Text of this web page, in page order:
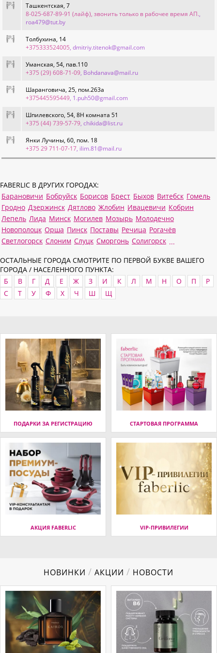
Ташкентская, 7
8-025-687-89-91 (лайф), звонить только в рабочее время АП.,
roa479@tut.by
Толбухина, 14
+375333524005, dmitriy.titenok@gmail.com
Уманская, 54, пав.110
+375 (29) 608-71-09, Bohdanava@mail.ru
Шаранговича, 25, пом.263а
+375445595449, 1.puh50@gmail.com
Шпилевского, 54, 8H комната 51
+375 (44) 739-57-79, chikida@list.ru
Янки Лучины, 60, пом. 18
+375 29 711-07-17, ilim.81@mail.ru
FABERLIC В ДРУГИХ ГОРОДАХ:
Барановичи Бобруйск Борисов Брест Быхов Витебск Гомель
Гродно Дзержинск Дятлово Жлобин Ивацевичи Кобрин
Лепель Лида Минск Могилев Мозырь Молодечно
Новополоцк Орша Пинск Поставы Речица Рогачёв
Светлогорск Слоним Слуцк Сморгонь Солигорск ...
ОСТАЛЬНЫЕ ГОРОДА СМОТРИТЕ ПО ПЕРВОЙ БУКВЕ ВАШЕГО
ГОРОДА / НАСЕЛЕННОГО ПУНКТА:
Б
В Г Д Е Ж З И К Л М Н О П
Р
С
Т У Ф Х Ч Ш Щ
ПОДАРКИ ЗА РЕГИСТРАЦИЮ СТАРТОВАЯ ПРОГРАММА
АКЦИЯ FABERLIC VIP-ПРИВИЛЕГИИ
НОВИНКИ / АКЦИИ / НОВОСТИ